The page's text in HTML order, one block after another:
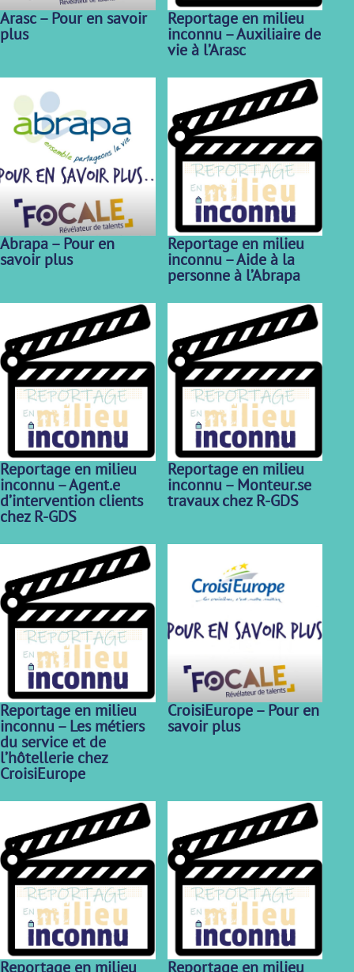
Arasc – Pour en savoir
plus
Reportage en milieu
inconnu – Auxiliaire de
vie à l’Arasc
Abrapa – Pour en
savoir plus
Reportage en milieu
inconnu – Aide à la
personne à l’Abrapa
Reportage en milieu
inconnu – Agent.e
d’intervention clients
chez R-GDS
Reportage en milieu
inconnu – Monteur.se
travaux chez R-GDS
Reportage en milieu
inconnu – Les métiers
du service et de
l’hôtellerie chez
CroisiEurope
CroisiEurope – Pour en
savoir plus
Reportage en milieu Reportage en milieu